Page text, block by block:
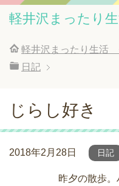
軽井沢まったり
軽井沢まったり生活
日記
じらし好き
2018年2月28日 日記
昨夕の散歩。